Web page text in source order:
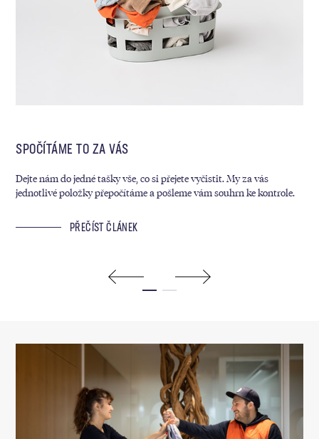
SPOČÍTÁME TO ZA VÁS
Dejte nám do jedné tašky vše, co si přejete vyčistit. My za vás
jednotlivé položky přepočítáme a pošleme vám souhrn ke kontrole.
PŘEČÍST ČLÁNEK